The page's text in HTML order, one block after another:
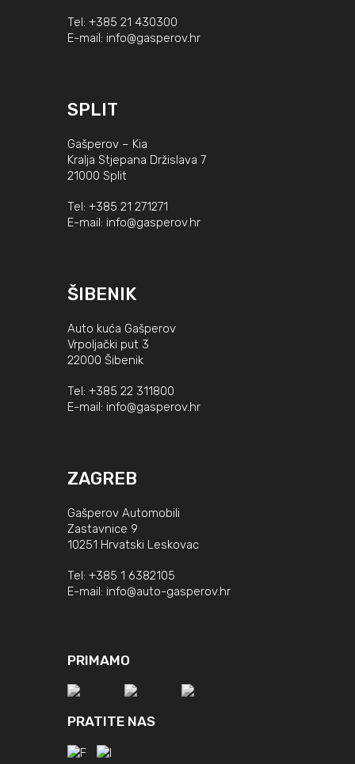
Tel: +385 21 430300
E-mail: info@gasperov.hr
SPLIT
Gašperov – Kia
Kralja Stjepana Držislava 7
21000 Split
Tel: +385 21 271271
E-mail: info@gasperov.hr
ŠIBENIK
Auto kuća Gašperov
Vrpoljački put 3
22000 Šibenik
Tel: +385 22 311800
E-mail: info@gasperov.hr
ZAGREB
Gašperov Automobili
Zastavnice 9
10251 Hrvatski Leskovac
Tel: +385 1 6382105
E-mail: info@auto-gasperov.hr
PRIMAMO
PRATITE NAS